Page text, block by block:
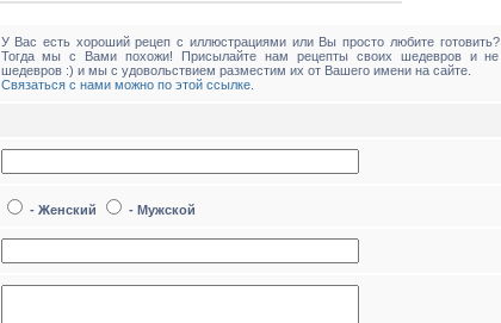
У Вас есть хороший рецеп с иллюстрациями или Вы просто любите готовить?
Тогда мы с Вами похожи! Присылайте нам рецепты своих шедевров и не
шедевров :) и мы с удовольствием разместим их от Вашего имени на сайте.
Связаться с нами можно по этой ссылке.
- Женский - Мужской